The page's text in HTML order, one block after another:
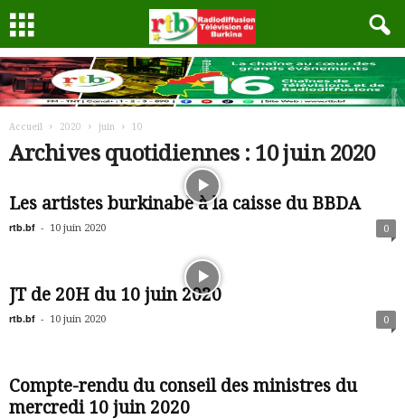
Accueil 2020 juin 10
Archives quotidiennes : 10 juin 2020
Les artistes burkinabè à la caisse du BBDA
rtb.bf - 10 juin 2020 0
JT de 20H du 10 juin 2020
rtb.bf - 10 juin 2020 0
Compte-rendu du conseil des ministres du
mercredi 10 juin 2020